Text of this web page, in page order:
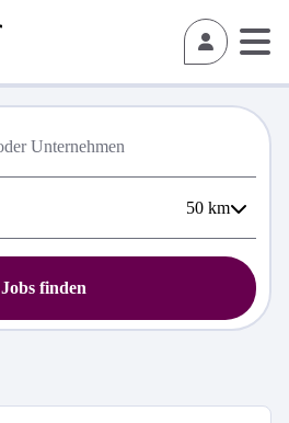
50 km
Jobs finden